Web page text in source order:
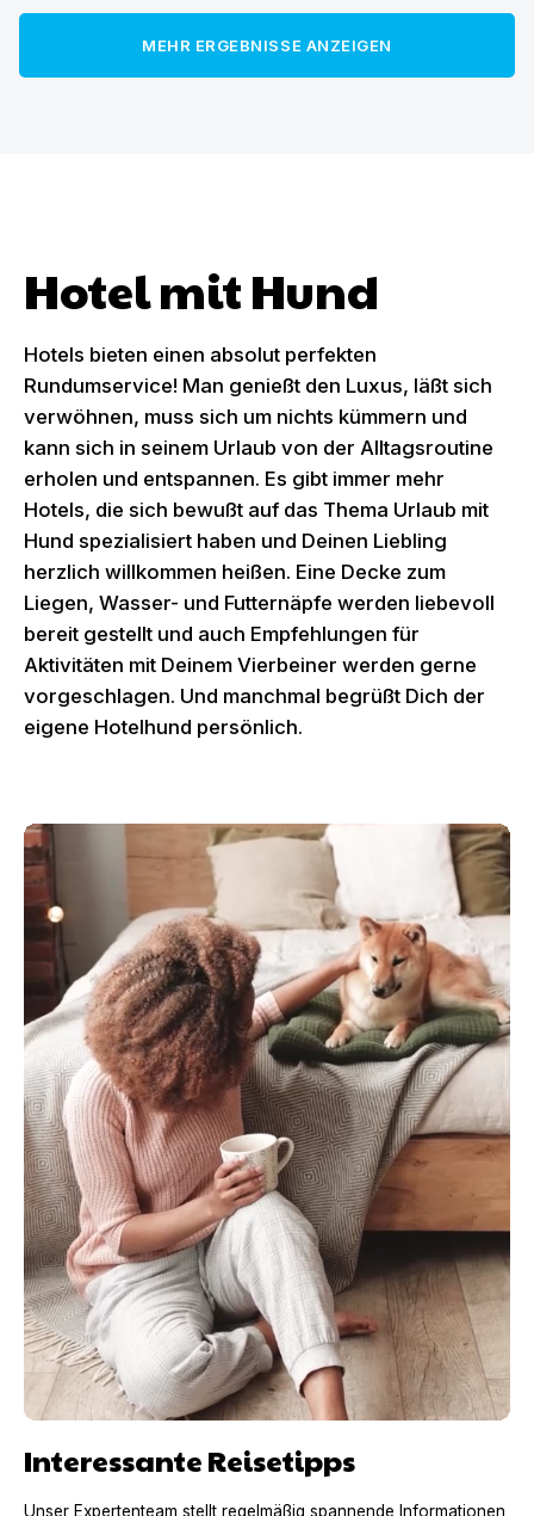
Hotel mit Hund
Hotels bieten einen absolut perfekten
Rundumservice! Man genießt den Luxus, läßt sich
verwöhnen, muss sich um nichts kümmern und
kann sich in seinem Urlaub von der Alltagsroutine
erholen und entspannen. Es gibt immer mehr
Hotels, die sich bewußt auf das Thema Urlaub mit
Hund spezialisiert haben und Deinen Liebling
herzlich willkommen heißen. Eine Decke zum
Liegen, Wasser- und Futternäpfe werden liebevoll
bereit gestellt und auch Empfehlungen für
Aktivitäten mit Deinem Vierbeiner werden gerne
vorgeschlagen. Und manchmal begrüßt Dich der
eigene Hotelhund persönlich.
Interessante Reisetipps
Unser Expertenteam stellt regelmäßig spannende Informationen
MEHR ERGEBNISSE ANZEIGEN